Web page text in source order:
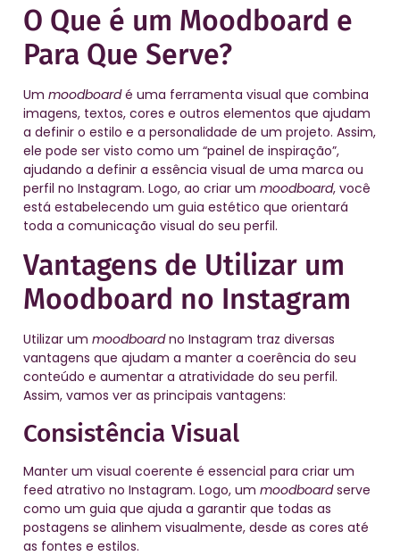
O Que é um Moodboard e
Para Que Serve?
Um moodboardé uma ferramenta visual que combina
imagens, textos, cores e outros elementos que ajudam
a definir o estilo e a personalidade de um projeto. Assim,
ele pode ser visto como um “painel de inspiração”,
ajudando a definir a essência visual de uma marca ou
perfil no Instagram. Logo, ao criar um moodboard, você
está estabelecendo um guia estético que orientará
toda a comunicação visual do seu perfil.
Vantagens de Utilizar um
Moodboard no Instagram
Utilizar um moodboardno Instagram traz diversas
vantagens que ajudam a manter a coerência do seu
conteúdo e aumentar a atratividade do seu perfil.
Assim, vamos ver as principais vantagens:
Consistência Visual
Manter um visual coerente é essencial para criar um
feed atrativo no Instagram. Logo, um moodboardserve
como um guia que ajuda a garantir que todas as
postagens se alinhem visualmente, desde as cores até
as fontes e estilos.